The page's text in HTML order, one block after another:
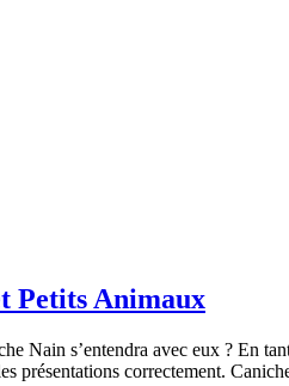
Petits Animaux
Nain s’entendra avec eux ? En
présentations correctement.